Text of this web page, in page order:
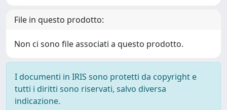
File in questo prodotto:
Non ci sono file associati a questo prodotto.
I documenti in IRIS sono protetti da copyright e
tutti i diritti sono riservati, salvo diversa
indicazione.